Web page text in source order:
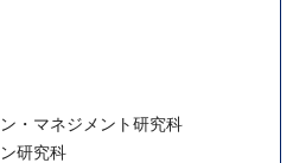
・マネジメント研究科
研究科